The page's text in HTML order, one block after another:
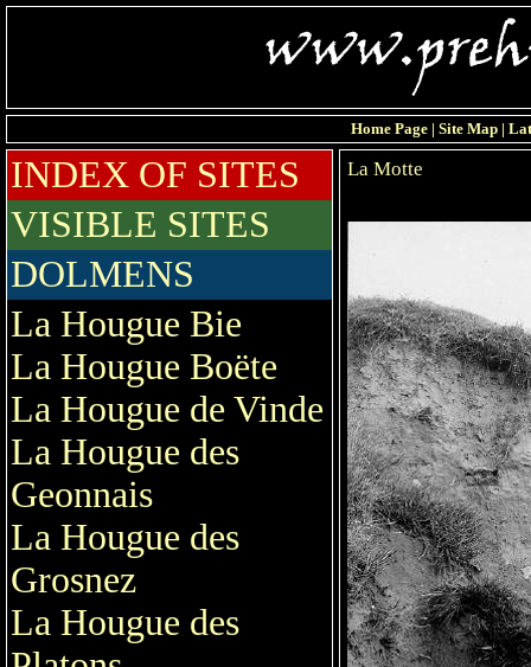
Home Page | Site Map |
INDEX OF SITES
VISIBLE SITES
DOLMENS
La Hougue Bie
La Hougue Boëte
La Hougue de Vinde
La Hougue des
Geonnais
La Hougue des
Grosnez
La Hougue des
La Motte